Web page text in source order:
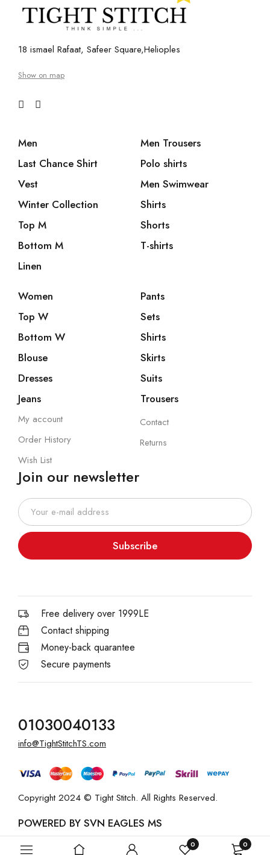
0 0
18 ismael Rafaat, Safeer Square,Helioples
Show on map
Men
Last Chance Shirt
Vest
Winter Collection
Top M
Bottom M
Linen
Men Trousers
Polo shirts
Men Swimwear
Shirts
Shorts
T-shirts
Women
Top W
Bottom W
Blouse
Dresses
Jeans
Pants
Sets
Shirts
Skirts
Suits
Trousers
My account
Order History
Wish List
Contact
Returns
Join our newsletter
Subscribe
Free delivery over 1999LE
Contact shipping
Money-back quarantee
Secure payments
01030040133
info@TightStitchTS.com
Copyright 2024 © Tight Stitch. All Rights Reserved.
POWERED BY SVN EAGLES MS